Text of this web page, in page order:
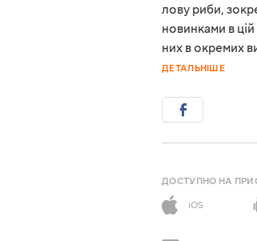
лову риби,
новинками в
них в окремих
ДЕТАЛЬНІШЕ
ДОСТУПНО НА
iOS